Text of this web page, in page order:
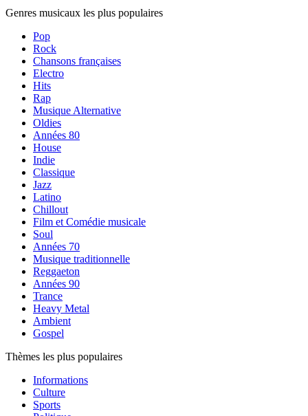
Genres musicaux les plus populaires
Pop
Rock
Chansons françaises
Electro
Hits
Rap
Musique Alternative
Oldies
Années 80
House
Indie
Classique
Jazz
Latino
Chillout
Film et Comédie musicale
Soul
Années 70
Musique traditionnelle
Reggaeton
Années 90
Trance
Heavy Metal
Ambient
Gospel
Thèmes les plus populaires
Informations
Culture
Sports